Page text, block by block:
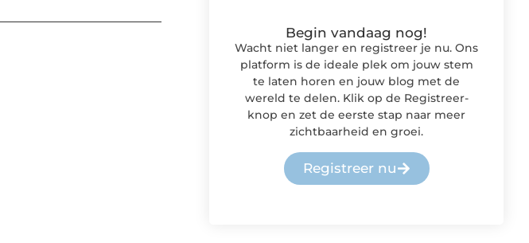
Begin vandaag nog!
Wacht niet langer en registreer je nu. Ons
platform is de ideale plek om jouw stem
te laten horen en jouw blog met de
wereld te delen. Klik op de Registreer-
knop en zet de eerste stap naar meer
zichtbaarheid en groei.
Registreer nu